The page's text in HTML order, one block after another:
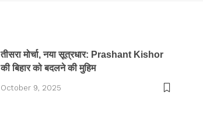
तीसरा मोर्चा, नया सूत्रधार: Prashant Kishor
की बिहार को बदलने की मुहिम
October 9, 2025